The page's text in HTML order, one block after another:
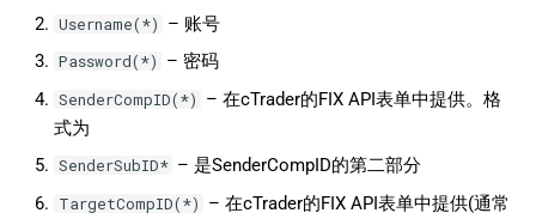
Username(*) – 账号
Password(*) – 密码
SenderCompID(*)
– 在cTrader的FIX API表单中提供。格
式为
SenderSubID* – 是SenderCompID的第二部分
TargetCompID(*)
– 在cTrader的FIX API表单中提供(通常